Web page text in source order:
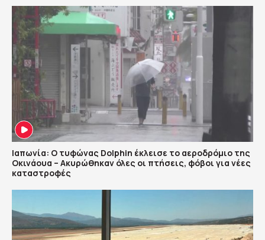
Ιαπωνία: Ο τυφώνας Dolphin έκλεισε το αεροδρόμιο της
Οκινάουα – Ακυρώθηκαν όλες οι πτήσεις, φόβοι για νέες
καταστροφές